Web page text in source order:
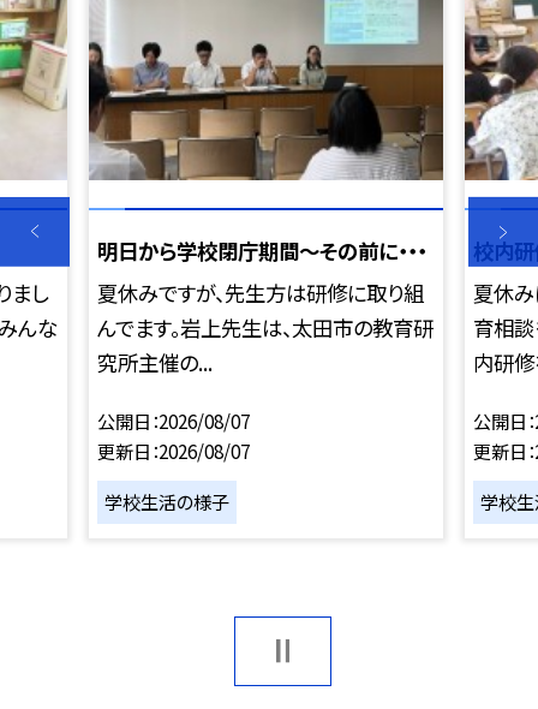
まし
んな
明日から学校閉庁期間～その前に・・・
夏休みですが、先生方は研修に取り組
んでます。岩上先生は、太田市の教育研
究所主催の...
公開日 2026/08/07
更新日 2026/08/07
学校生活の様子
校内
夏休み
育相談
内研
公開日
更新日
学校